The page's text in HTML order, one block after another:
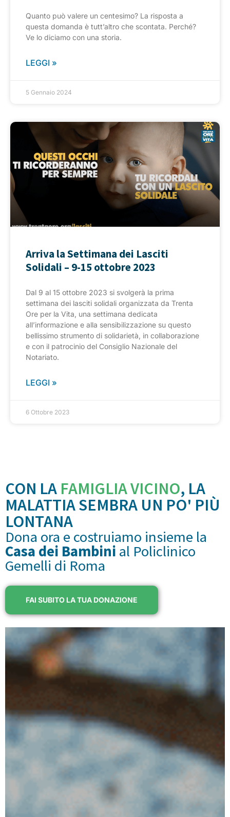
Quanto può valere un centesimo? La risposta a
questa domanda è tutt’altro che scontata. Perché?
Ve lo diciamo con una storia.
LEGGI »
5 Gennaio 2024
Arriva la Settimana dei Lasciti
Solidali – 9-15 ottobre 2023
Dal 9 al 15 ottobre 2023 si svolgerà la prima
settimana dei lasciti solidali organizzata da Trenta
Ore per la Vita, una settimana dedicata
all’informazione e alla sensibilizzazione su questo
bellissimo strumento di solidarietà, in collaborazione
e con il patrocinio del Consiglio Nazionale del
Notariato.
LEGGI »
6 Ottobre 2023
CON LA FAMIGLIA VICINO, LA
MALATTIA SEMBRA UN PO' PIÙ
LONTANA
Dona ora e costruiamo insieme la
Casa dei Bambini al Policlinico
Gemelli di Roma
FAI SUBITO LA TUA DONAZIONE